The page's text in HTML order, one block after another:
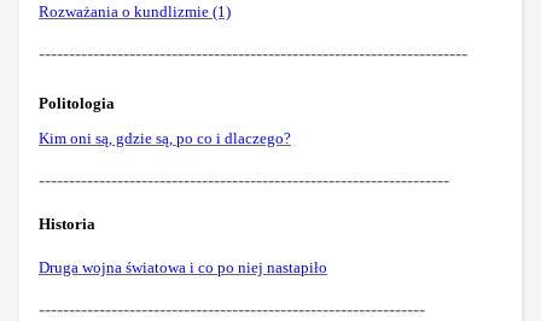
Rozważania o kundlizmie (1)
-----------------------------------------------------------------------
Politologia
Kim oni są, gdzie są, po co i dlaczego?
--------------------------------------------------------------------
Historia
Druga wojna światowa i co po niej nastapiło
----------------------------------------------------------------